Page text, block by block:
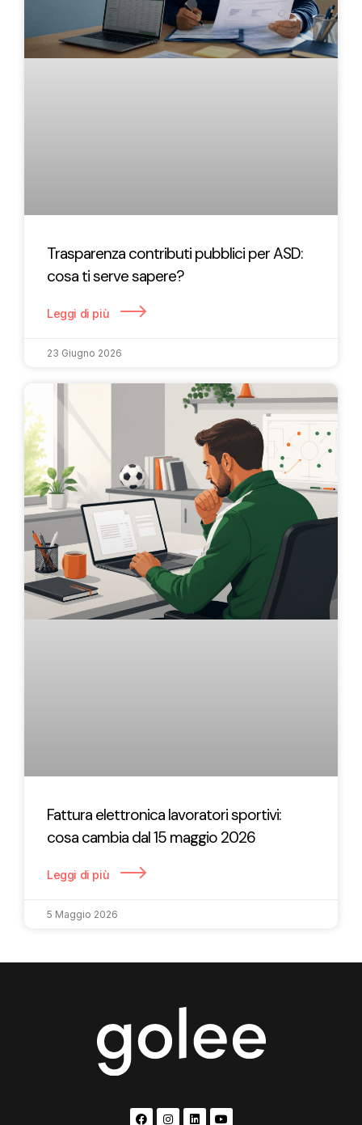
Trasparenza contributi pubblici per ASD:
cosa ti serve sapere?
Leggi di più
23 Giugno 2026
Fattura elettronica lavoratori sportivi:
cosa cambia dal 15 maggio 2026
Leggi di più
5 Maggio 2026